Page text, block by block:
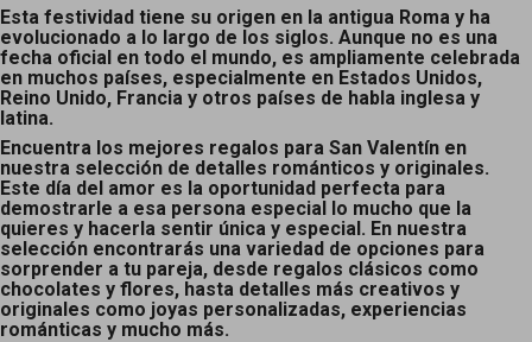
Esta festividad tiene su origen en la antigua Roma y ha
evolucionado a lo largo de los siglos. Aunque no es una
fecha oficial en todo el mundo, es ampliamente celebrada
en muchos países, especialmente en Estados Unidos,
Reino Unido, Francia y otros países de habla inglesa y
latina.
Encuentra los mejores regalos para San Valentín en
nuestra selección de detalles románticos y originales.
Este día del amor es la oportunidad perfecta para
demostrarle a esa persona especial lo mucho que la
quieres y hacerla sentir única y especial. En nuestra
selección encontrarás una variedad de opciones para
sorprender a tu pareja, desde regalos clásicos como
chocolates y flores, hasta detalles más creativos y
originales como joyas personalizadas, experiencias
románticas y mucho más.